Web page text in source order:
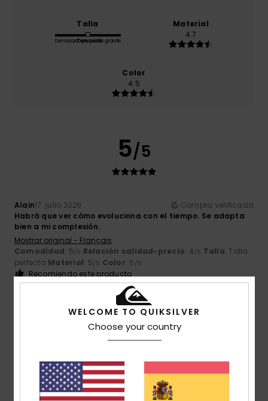
Talla
Demasiado pequeño
Demasiado grande
Material
4.7
Color
4.5
5/5
Alain17. julio 2026
Compra verificada
Habrá que ver cómo evoluciona con el tiempo. Se adapta
bien a mi complexión.
Mostrar original - Français
Comodidad: 5/5 Relación calidad-precio: 4/5 Talla: Talla
perfecta Material: 5/5 Color: 5 /5
Recomiendo este producto
5/5
Raimond16. julio 2026
Cómodo y bonito
Comodidad: 5/5 Relación calidad-precio
WELCOME TO QUIKSILVER
Choose your country